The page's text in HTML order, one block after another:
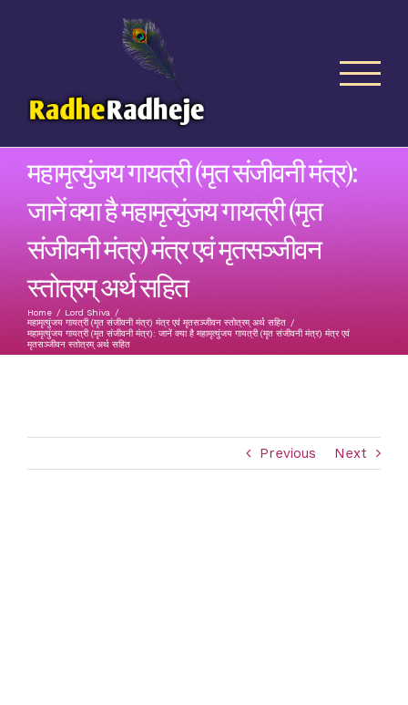
महामृत्युंजय गायत्री (मृत संजीवनी मंत्र):
जानें क्या है महामृत्युंजय गायत्री (मृत
संजीवनी मंत्र) मंत्र एवं मृतसञ्जीवन
स्तोत्रम् अर्थ सहित
Home / Lord Shiva
/
महामृत्युंजय गायत्री (मृत संजीवनी मंत्र) मंत्र एवं मृतसञ्जीवन स्तोत्रम् अर्थ सहित /
महामृत्युंजय गायत्री (मृत संजीवनी मंत्र): जानें क्या है महामृत्युंजय गायत्री (मृत संजीवनी मंत्र) मंत्र एवं
मृतसञ्जीवन स्तोत्रम् अर्थ सहित
Previous Next